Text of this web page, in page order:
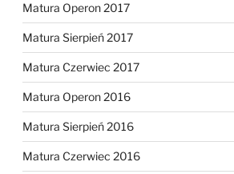
Matura Operon 2017
Matura Sierpień 2017
Matura Czerwiec 2017
Matura Operon 2016
Matura Sierpień 2016
Matura Czerwiec 2016